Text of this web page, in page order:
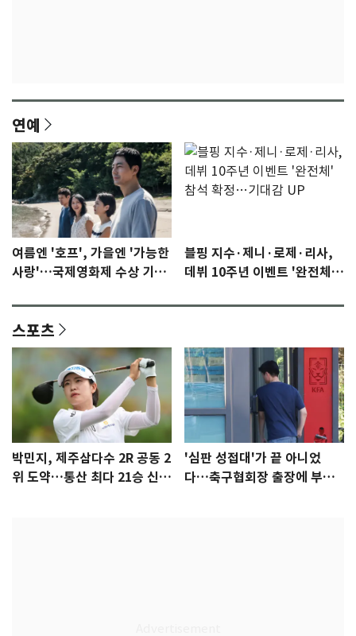
연예
여름엔 '호프', 가을엔 '가능한
사랑'…국제영화제 수상 기대
블핑 지수·제니·로제·리사,
데뷔 10주년 이벤트 '완전체'
스포츠
박민지, 제주삼다수 2R 공동 2
위 도약…통산 최다 21승 신기
'심판 성접대'가 끝 아니었
다…축구협회장 출장에 부인